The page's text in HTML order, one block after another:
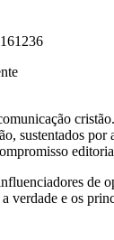
sustentados por
de
verdade e os